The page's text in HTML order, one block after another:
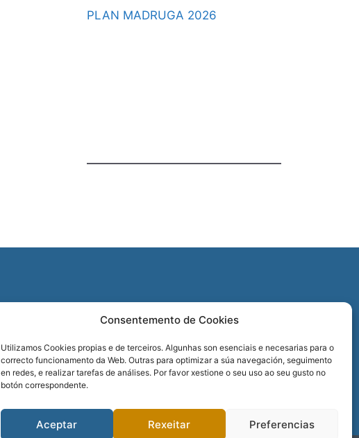
Consentemento de Cookies
Utilizamos Cookies propias e de terceiros. Algunhas son esenciais e necesarias para o
correcto funcionamento da Web. Outras para optimizar a súa navegación, seguimento
en redes, e realizar tarefas de análises. Por favor xestione o seu uso ao seu gusto no
botón correspondente.
Aceptar Rexeitar Preferencias
PLAN MADRUGA 2026
22
REDES SOCIAIS